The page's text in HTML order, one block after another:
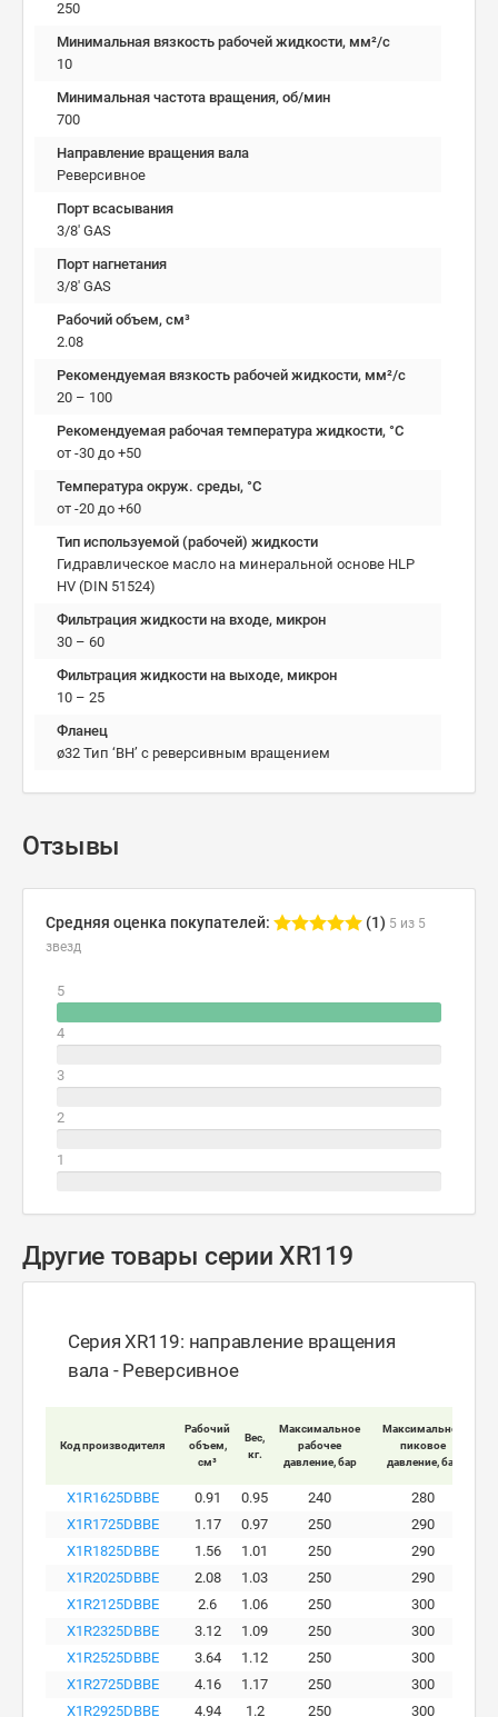
250
Минимальная вязкость рабочей жидкости, мм²/c
10
Минимальная частота вращения, об/мин
700
Направление вращения вала
Реверсивное
Порт всасывания
3/8' GAS
Порт нагнетания
3/8' GAS
Рабочий объем, см³
2.08
Рекомендуемая вязкость рабочей жидкости, мм²/с
20 – 100
Рекомендуемая рабочая температура жидкости, °C
от -30 до +50
Температура окруж. среды, °C
от -20 до +60
Тип используемой (рабочей) жидкости
Гидравлическое масло на минеральной основе HLP
HV (DIN 51524)
Фильтрация жидкости на входе, микрон
30 – 60
Фильтрация жидкости на выходе, микрон
10 – 25
Фланец
ø32 Тип ‘BH’ с реверсивным вращением
Отзывы
Средняя оценка покупателей: (1) 5 из 5
звезд
5
4
3
2
1
Другие товары серии XR119
Серия XR119: направление вращения
вала - Реверсивное
Код производителя
Рабочий
объем,
см³
Вес,
кг.
Максимальное
рабочее
давление, бар
Максимальное
пиковое
давление, бар
X1R1625DBBE 0.91 0.95 240
280
X1R1725DBBE
1.17 0.97 250
290
X1R1825DBBE
1.56 1.01 250
290
X1R2025DBBE
2.08 1.03 250
290
X1R2125DBBE
2.6 1.06 250
300
X1R2325DBBE
3.12 1.09 250
300
X1R2525DBBE
3.64 1.12 250
300
X1R2725DBBE
4.16 1.17 250
300
X1R2925DBBE
4.94 1.2 250 300